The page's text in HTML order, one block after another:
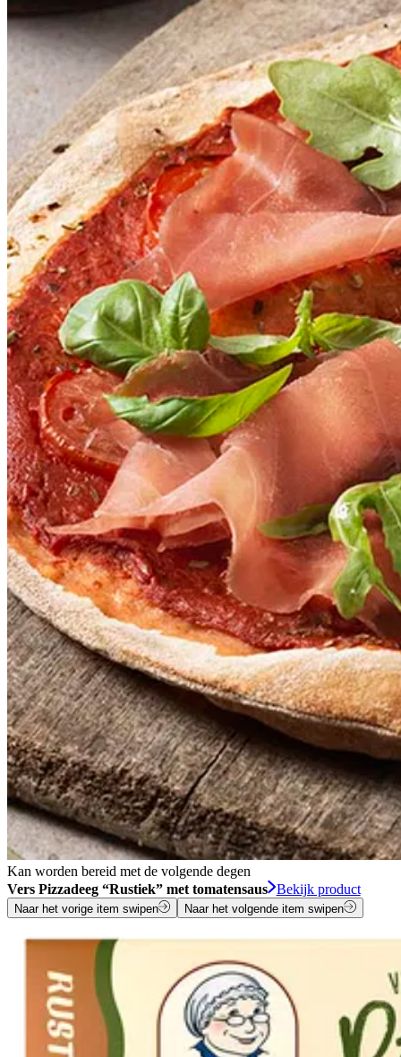
Kan worden bereid met de volgende degen
Vers Pizzadeeg “Rustiek” met tomatensaus Bekijk product
Naar het vorige item swipen Naar het volgende item swipen